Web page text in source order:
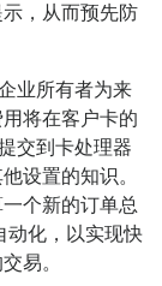
，从而预先防
业所有者为来
将在客户卡的
交到卡处理器
设置的知识。
个新的订单总
动化，以实现快
易。